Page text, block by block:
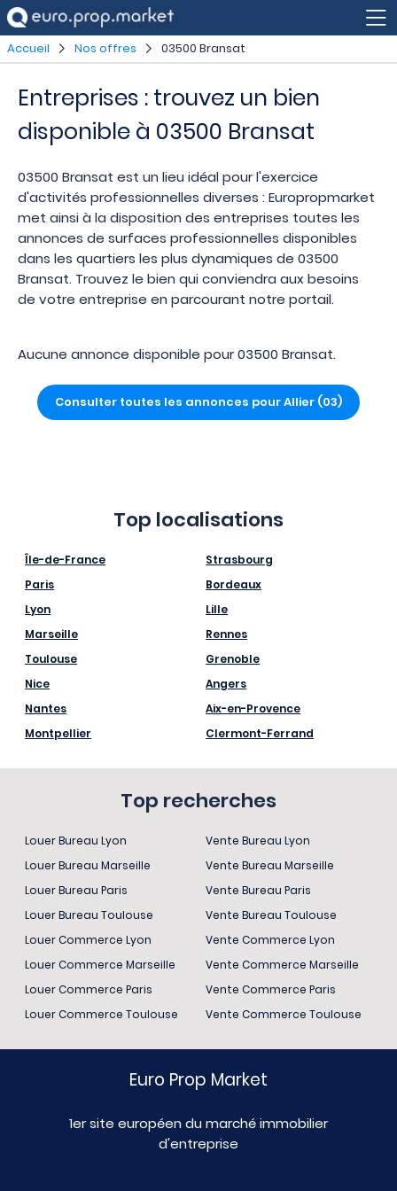
Accueil Nos offres 03500 Bransat
Entreprises : trouvez un bien
disponible à 03500 Bransat
03500 Bransat est un lieu idéal pour l'exercice
d'activités professionnelles diverses : Europropmarket
met ainsi à la disposition des entreprises toutes les
annonces de surfaces professionnelles disponibles
dans les quartiers les plus dynamiques de 03500
Bransat. Trouvez le bien qui conviendra aux besoins
de votre entreprise en parcourant notre portail.
Aucune annonce disponible pour 03500 Bransat.
Consulter toutes les annonces pour Allier (03)
Top localisations
Île-de-France
Paris
Lyon
Marseille
Toulouse
Nice
Nantes
Montpellier
Strasbourg
Bordeaux
Lille
Rennes
Grenoble
Angers
Aix-en-Provence
Clermont-Ferrand
Top recherches
Louer Bureau Lyon
Louer Bureau Marseille
Louer Bureau Paris
Louer Bureau Toulouse
Louer Commerce Lyon
Louer Commerce Marseille
Louer Commerce Paris
Louer Commerce Toulouse
Vente Bureau Lyon
Vente Bureau Marseille
Vente Bureau Paris
Vente Bureau Toulouse
Vente Commerce Lyon
Vente Commerce Marseille
Vente Commerce Paris
Vente Commerce Toulouse
Euro Prop Market
1er site européen du marché immobilier
d'entreprise